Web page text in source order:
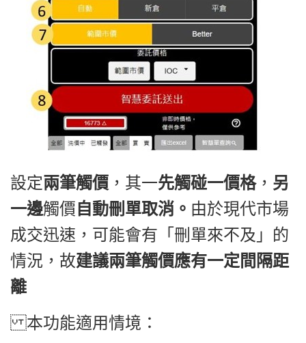
設定兩筆觸價 ，其一先觸碰一價格， 另
一邊觸價自動刪單取消。 由於現代市場
成交迅速，可能會有「刪單來不及」的
情況，故建議兩筆觸價應有一定間隔距
離
本功能適用情境：